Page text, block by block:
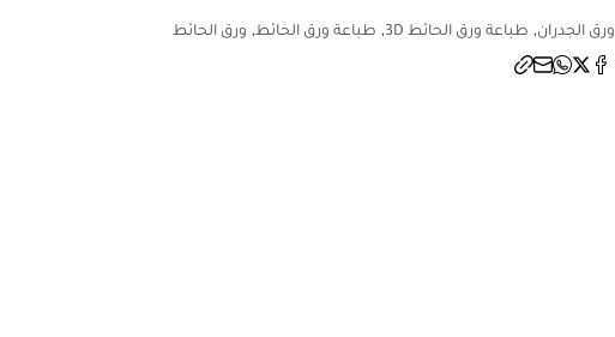
ورق الجدران, طباعة ورق الحائط 3D , طباعة ورق الحائط, ورق الحائط